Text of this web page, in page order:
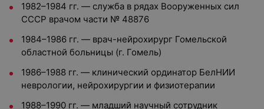
1982–1984 гг. — служба в рядах Вооруженных сил
СССР врачом части № 48876
1984–1986 гг. — врач-нейрохирург Гомельской
областной больницы (г. Гомель)
1986–1988 гг. — клинический ординатор БелНИИ
неврологии, нейрохирургии и физиотерапии
1988–1990 гг. — младший научный сотрудник